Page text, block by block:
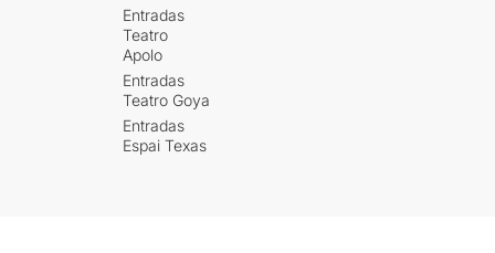
Entradas
Teatro
Apolo
Entradas
Teatro Goya
Entradas
Espai Texas